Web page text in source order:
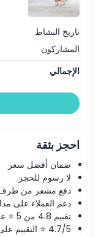
تاريخ النشاط
المشاركون
الإجمالي
احجز بثقة
ضمان أفضل سعر
لا رسوم للحجز
دفع مشفر من طرف
دعم العملاء على
تقييم 4.8 من 5 ⭐ على ترستبايلوت
4.7/5 ⭐ التقييم على جوجل